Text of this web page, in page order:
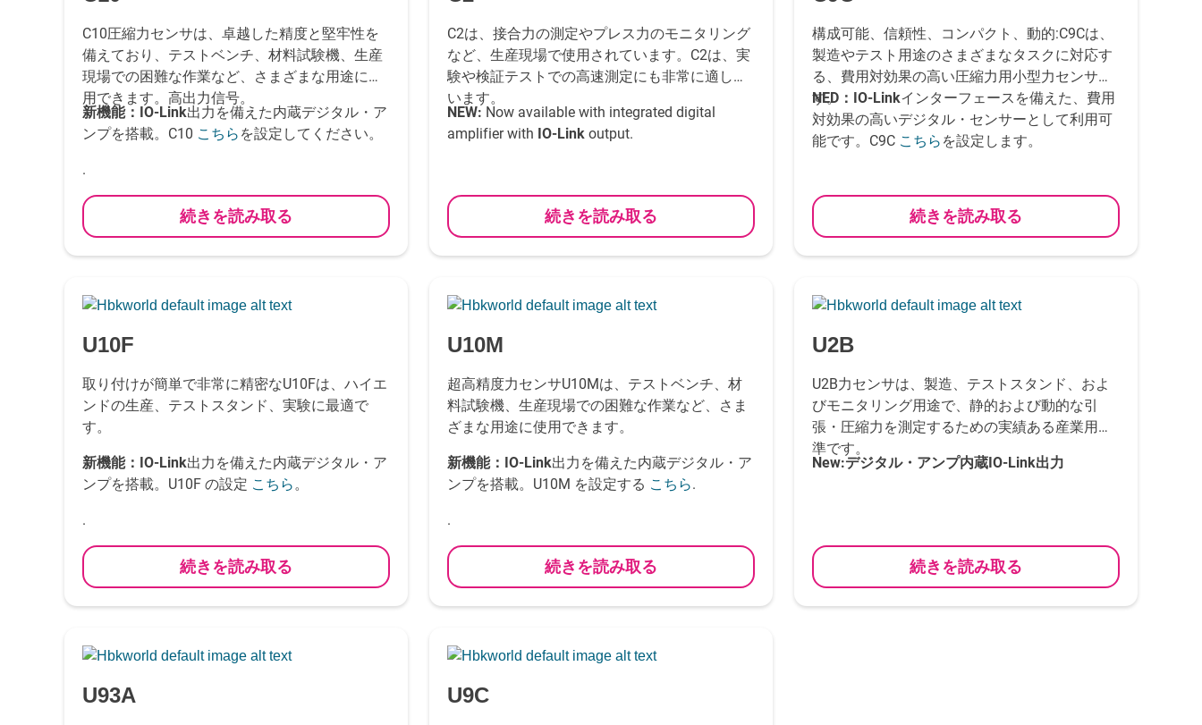
C10圧縮力センサは、卓越した精度と堅牢性を
備えており、テストベンチ、材料試験機、生産
現場での困難な作業など、さまざまな用途に使
用できます。高出力信号。
新機能： IO-Link出力を備えた内蔵デジタル・ア
ンプを搭載。C10 こちら を設定してください。
.
続きを読み取る
C2は、接合力の測定やプレス力のモニタリング
など、生産現場で使用されています。C2は、実
験や検証テストでの高速測定にも非常に適して
います。
NEW: Now available with integrated digital
amplifier with IO-Link output.
続きを読み取る
構成可能、信頼性、コンパクト、動的:C9Cは、
製造やテスト用途のさまざまなタスクに対応す
る、費用対効果の高い圧縮力用小型力センサで
す。
NED： IO-Linkインターフェースを備えた、費用
対効果の高いデジタル・センサーとして利用可
能です。C9C こちら を設定します。
続きを読み取る
-
U10F
取り付けが簡単で非常に精密なU10Fは、ハイエ
ンドの生産、テストスタンド、実験に最適で
す。
新機能： IO-Link出力を備えた内蔵デジタル・ア
ンプを搭載。U10F の設定 こちら。
.
続きを読み取る
-
U10M
超高精度力センサU10Mは、テストベンチ、材
料試験機、生産現場での困難な作業など、さま
ざまな用途に使用できます。
新機能： IO-Link出力を備えた内蔵デジタル・ア
ンプを搭載。U10M を設定する こちら.
.
続きを読み取る
-
U2B
U2B力センサは、製造、テストスタンド、およ
びモニタリング用途で、静的および動的な引
張・圧縮力を測定するための実績ある産業用標
準です。
New:デジタル・アンプ内蔵IO-Link出力
続きを読み取る
-
U93A
-
U9C